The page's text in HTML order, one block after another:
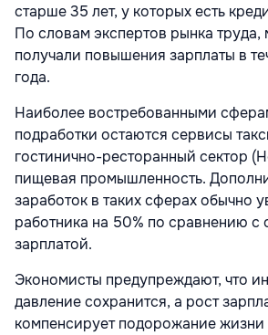
старше 35 лет, у которых есть
По словам экспертов рынка труда,
получали повышения зарплаты в
года.
Наиболее востребованными
подработки остаются сервисы
гостинично-ресторанный сектор
пищевая промышленность.
заработок в таких сферах обычно
работника на 50% по сравнению с
зарплатой.
Экономисты предупреждают, что
давление сохранится, а рост
компенсирует подорожание жизни